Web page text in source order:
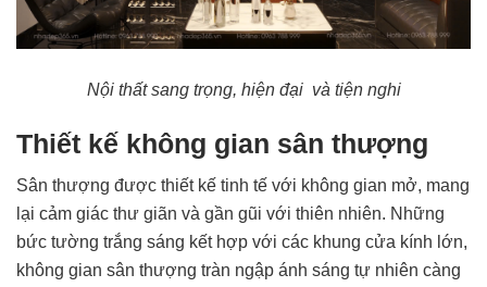
Nội thất sang trọng, hiện đại và tiện nghi
Thiết kế không gian sân thượng
Sân thượng được thiết kế tinh tế với không gian mở, mang
lại cảm giác thư giãn và gần gũi với thiên nhiên. Những
bức tường trắng sáng kết hợp với các khung cửa kính lớn,
không gian sân thượng tràn ngập ánh sáng tự nhiên càng